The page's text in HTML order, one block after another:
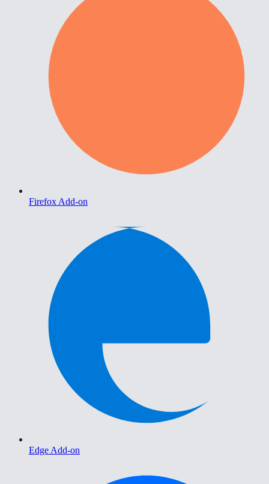
Firefox Add-on
Edge Add-on